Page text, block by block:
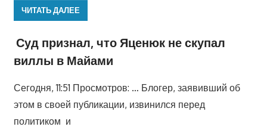
ЧИТАТЬ ДАЛЕЕ
Суд признал, что Яценюк не скупал
виллы в Майами
Сегодня, 11:51 Просмотров: … Блогер, заявивший об
этом в своей публикации, извинился перед
политиком и